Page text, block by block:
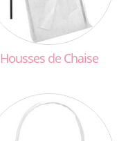
Housses deChaise